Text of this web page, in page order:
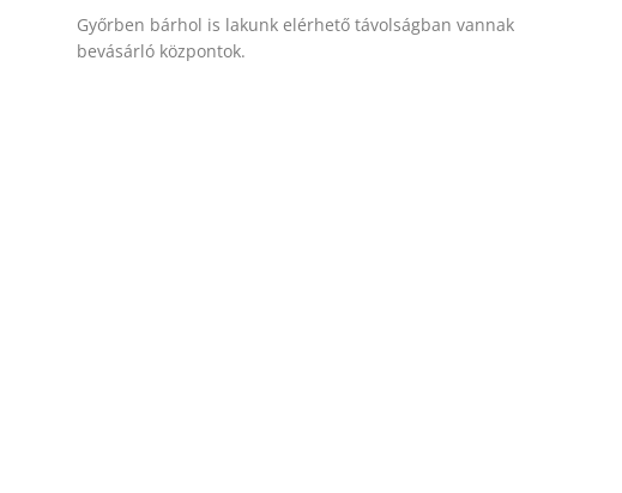
Győrben bárhol is lakunk elérhető távolságban vannak
bevásárló központok.